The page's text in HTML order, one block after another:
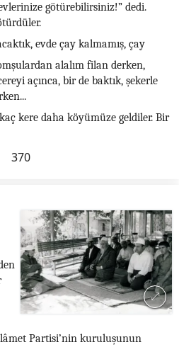
götürebilirsiniz!” dedi.
evde çay kalmamış, çay
alalım filan derken,
açınca, bir de baktık, şekerle
kere daha köyümüze geldiler. Bir
370
Partisi’nin kuruluşunun